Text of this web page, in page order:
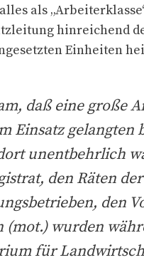
als
hinreichend
Einheiten
daß eine große
Einsatz
unentbehrlich
den Räten
den
(mot.) wurden
für